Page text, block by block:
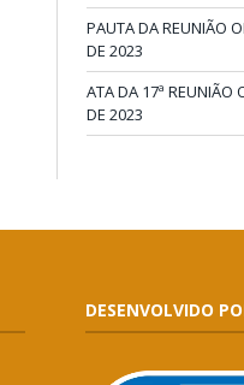
PAUTA DA REUNIÃO
DE 2023
ATA DA 17ª REUNIÃO
DE 2023
DESENVOLVIDO